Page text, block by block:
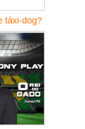
táxi-dog?